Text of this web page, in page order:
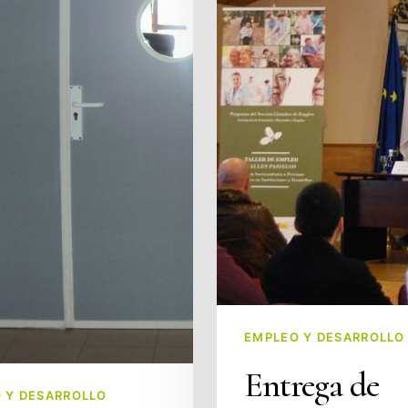
Y DESARROLLO
Sociosanitaria
2010-
2011
EMPLEO Y DESARROLLO
Entrega de